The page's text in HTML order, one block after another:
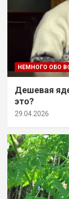
НЕМНОГО ОБО
Дешевая
это?
29.04.2026